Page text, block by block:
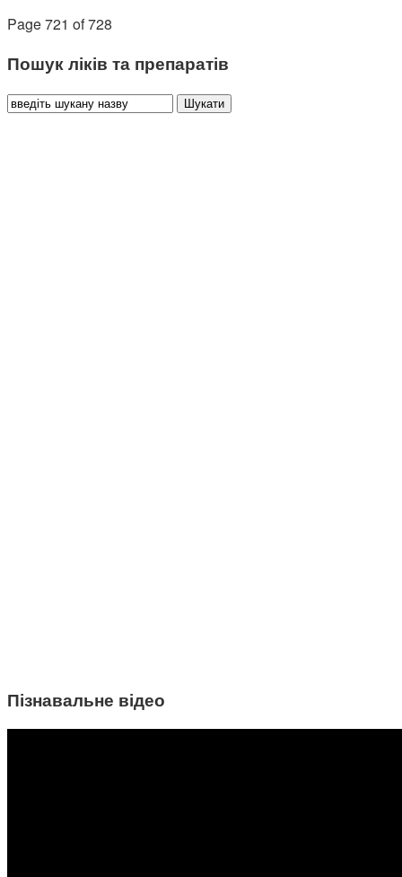
Page 721 of 728
Пошук ліків та препаратів
Пізнавальне відео